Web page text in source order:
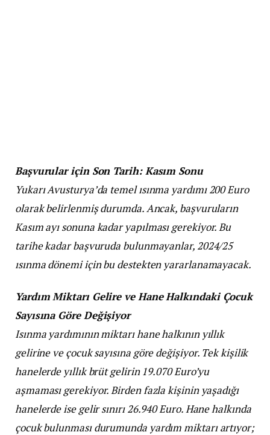
Başvurular için Son Tarih: Kasım Sonu
Yukarı Avusturya’da temel ısınma yardımı 200 Euro
olarak belirlenmiş durumda. Ancak, başvuruların
Kasım ayı sonuna kadar yapılması gerekiyor. Bu
tarihe kadar başvuruda bulunmayanlar, 2024/25
ısınma dönemi için bu destekten yararlanamayacak.
Yardım Miktarı Gelire ve Hane Halkındaki Çocuk
Sayısına Göre Değişiyor
Isınma yardımının miktarı hane halkının yıllık
gelirine ve çocuk sayısına göre değişiyor. Tek kişilik
hanelerde yıllık brüt gelirin 19.070 Euro’yu
aşmaması gerekiyor. Birden fazla kişinin yaşadığı
hanelerde ise gelir sınırı 26.940 Euro. Hane halkında
çocuk bulunması durumunda yardım miktarı artıyor;